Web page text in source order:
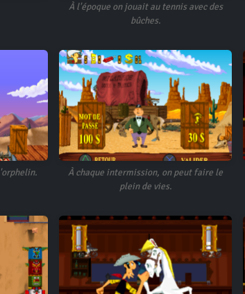
À l'époque on jouait au tennis avec des
bûches.
À chaque intermission, on peut faire le
plein de vies.